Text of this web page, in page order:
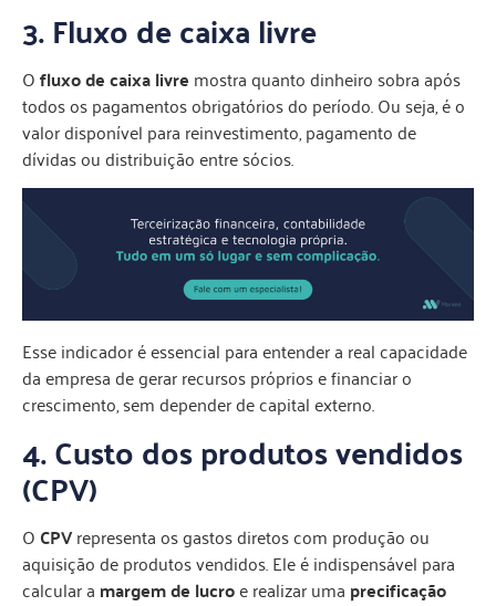
3. Fluxo de caixa livre
Ofluxo de caixa livre mostra quanto dinheiro sobra após
todos os pagamentos obrigatórios do período. Ou seja, é o
valor disponível para reinvestimento, pagamento de
dívidas ou distribuição entre sócios.
Esse indicador é essencial para entender a real capacidade
da empresa de gerar recursos próprios e financiar o
crescimento, sem depender de capital externo.
4. Custo dos produtos vendidos
(CPV)
O CPVrepresenta os gastos diretos com produção ou
aquisição de produtos vendidos. Ele é indispensável para
calcular a margem de lucroe realizar uma precificação